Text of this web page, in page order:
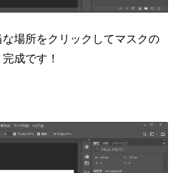
場所をクリックしてマスクの
成です！